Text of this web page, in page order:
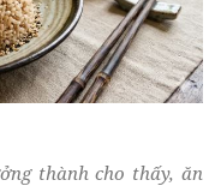
thành cho thấy, ăn